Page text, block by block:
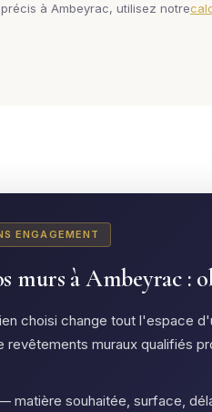
à Ambeyrac, utilisez notre
ENGAGEMENT
murs à Ambeyrac :
choisi change tout l'espace
revêtements muraux qualifiés
matière souhaitée, surface,